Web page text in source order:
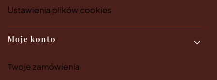
Ustawienia plików cookies
Moje konto
Twoje zamówienia